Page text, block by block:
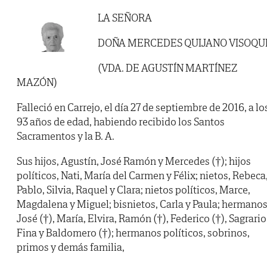
LA SEÑORA
DOÑA MERCEDES QUIJANO
(VDA. DE AGUSTÍN MARTÍNEZ
MAZÓN)
Falleció en Carrejo, el día 27 de septiembre de 2016, a
93 años de edad, habiendo recibido los Santos
Sacramentos y la B. A.
Sus hijos, Agustín, José Ramón y Mercedes (†); hijos
políticos, Nati, María del Carmen y Félix; nietos,
Pablo, Silvia, Raquel y Clara; nietos políticos, Marce,
Magdalena y Miguel; bisnietos, Carla y Paula;
José (†), María, Elvira, Ramón (†), Federico (†),
Fina y Baldomero (†); hermanos políticos, sobrinos,
primos y demás familia,